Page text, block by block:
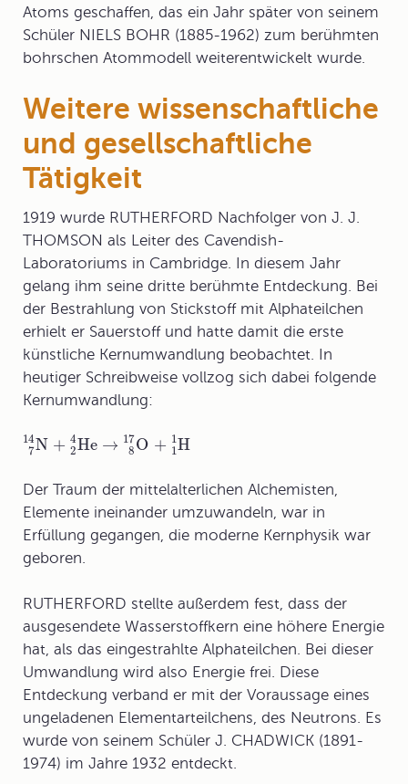
Atoms geschaffen, das ein Jahr später von seinem
Schüler NIELS BOHR (1885-1962) zum berühmten
bohrschen Atommodell weiterentwickelt wurde.
Weitere wissenschaftliche
und gesellschaftliche
Tätigkeit
1919 wurde RUTHERFORD Nachfolger von J. J.
THOMSON als Leiter des Cavendish-
Laboratoriums in Cambridge. In diesem Jahr
gelang ihm seine dritte berühmte Entdeckung. Bei
der Bestrahlung von Stickstoff mit Alphateilchen
erhielt er Sauerstoff und hatte damit die erste
künstliche Kernumwandlung beobachtet. In
heutiger Schreibweise vollzog sich dabei folgende
Kernumwandlung:
N
7
14 + H
2
4 e → O
8
17 + H
1
1
Der Traum der mittelalterlichen Alchemisten,
Elemente ineinander umzuwandeln, war in
Erfüllung gegangen, die moderne Kernphysik war
geboren.
RUTHERFORD stellte außerdem fest, dass der
ausgesendete Wasserstoffkern eine höhere Energie
hat, als das eingestrahlte Alphateilchen. Bei dieser
Umwandlung wird also Energie frei. Diese
Entdeckung verband er mit der Voraussage eines
ungeladenen Elementarteilchens, des Neutrons. Es
wurde von seinem Schüler J. CHADWICK (1891-
1974) im Jahre 1932 entdeckt.